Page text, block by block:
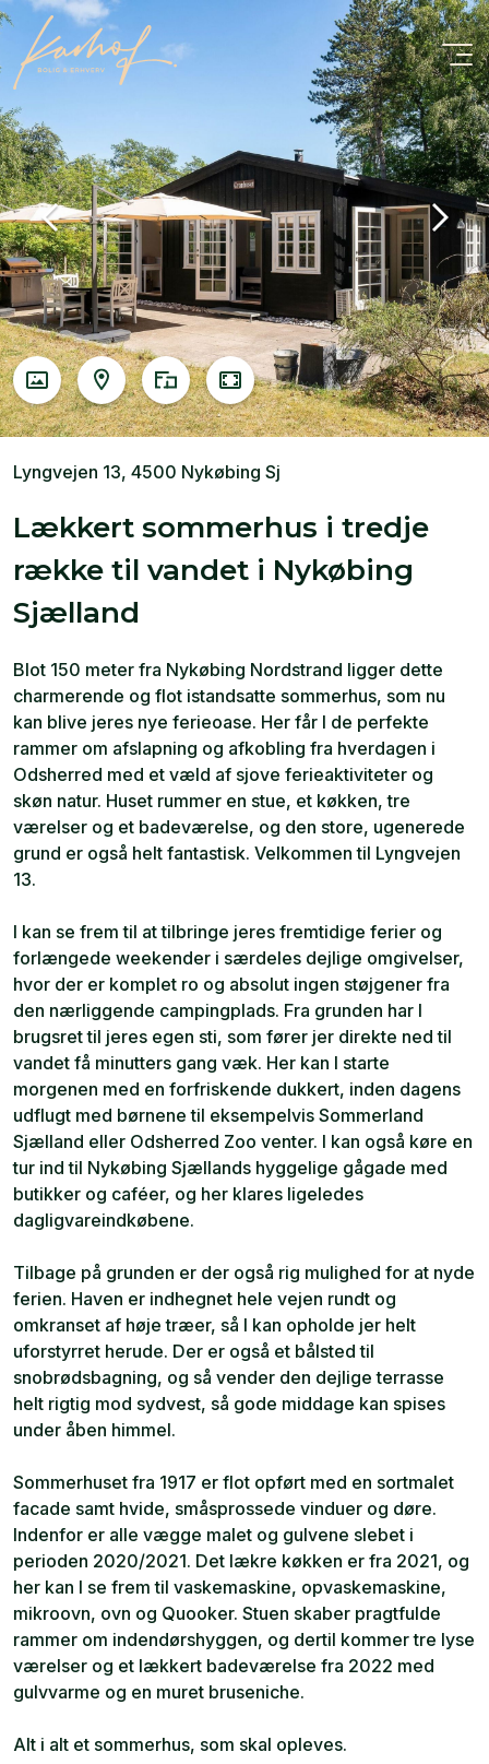
Lyngvejen 13, 4500 Nykøbing Sj
Lækkert sommerhus i tredje
række til vandet i Nykøbing
Sjælland
Blot 150 meter fra Nykøbing Nordstrand ligger dette
charmerende og flot istandsatte sommerhus, som nu
kan blive jeres nye ferieoase. Her får I de perfekte
rammer om afslapning og afkobling fra hverdagen i
Odsherred med et væld af sjove ferieaktiviteter og
skøn natur. Huset rummer en stue, et køkken, tre
værelser og et badeværelse, og den store, ugenerede
grund er også helt fantastisk. Velkommen til Lyngvejen
13.
I kan se frem til at tilbringe jeres fremtidige ferier og
forlængede weekender i særdeles dejlige omgivelser,
hvor der er komplet ro og absolut ingen støjgener fra
den nærliggende campingplads. Fra grunden har I
brugsret til jeres egen sti, som fører jer direkte ned til
vandet få minutters gang væk. Her kan I starte
morgenen med en forfriskende dukkert, inden dagens
udflugt med børnene til eksempelvis Sommerland
Sjælland eller Odsherred Zoo venter. I kan også køre en
tur ind til Nykøbing Sjællands hyggelige gågade med
butikker og caféer, og her klares ligeledes
dagligvareindkøbene.
Tilbage på grunden er der også rig mulighed for at nyde
ferien. Haven er indhegnet hele vejen rundt og
omkranset af høje træer, så I kan opholde jer helt
uforstyrret herude. Der er også et bålsted til
snobrødsbagning, og så vender den dejlige terrasse
helt rigtig mod sydvest, så gode middage kan spises
under åben himmel.
Sommerhuset fra 1917 er flot opført med en sortmalet
facade samt hvide, småsprossede vinduer og døre.
Indenfor er alle vægge malet og gulvene slebet i
perioden 2020/2021. Det lækre køkken er fra 2021, og
her kan I se frem til vaskemaskine, opvaskemaskine,
mikroovn, ovn og Quooker. Stuen skaber pragtfulde
rammer om indendørshyggen, og dertil kommer tre lyse
værelser og et lækkert badeværelse fra 2022 med
gulvvarme og en muret bruseniche.
Alt i alt et sommerhus, som skal opleves.